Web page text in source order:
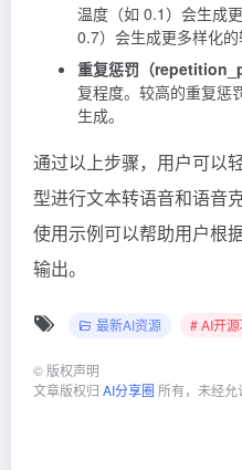
温度（如 0.1）会生成
0.7）会生成更多样化的
重复惩罚（
复程度。较高的重复惩
生成。
通过以上步骤，用户可以
型进行文本转语音和语音
使用示例可以帮助用户根
输出。
最新AI资源 # AI开源
© 版权声明
文章版权归 AI分享圈 所有，未经允